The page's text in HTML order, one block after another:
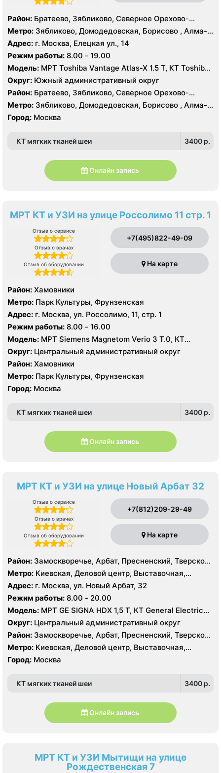
Район: Братеево, Зябликово, Северное Орехово-
Борисово, Южное Орехово-Борисово
Метро: Зябликово, Домодедовская, Борисово , Алма-
Атинская, Красногвардейская, Шипиловская
Адрес: г. Москва, Елецкая ул., 14
Режим работы: 8.00 - 19.00
Модель: МРТ Toshiba Vantage Atlas-X 1.5 Т, КТ Toshiba
AQUILION RXL 16 срезов, УЗИ
Округ: Южный административный округ
Район: Братеево, Зябликово, Северное Орехово-
Борисово, Южное Орехово-Борисово
Метро: Зябликово, Домодедовская, Борисово , Алма-
Атинская, Красногвардейская, Шипиловская
Город: Москва
КТ мягких тканей шеи 3400 p.
Онлайн запись
МРТ КТ и УЗИ на улице Россолимо 11 стр. 1
Отзыв о сервисе
Отзыв о врачах
Отзыв об оборудовании
+7(495)822-49-09
На карте
Район: Хамовники
Метро: Парк Культуры, Фрунзенская
Адрес: г. Москва, ул. Россолимо, 11, стр. 1
Режим работы: 8.00 - 16.00
Модель: МРТ Siemens Magnetom Verio 3 Т.0, КТ
Toshiba Aquilion 160 срезов, УЗИ
Округ: Центральный административный округ
Район: Хамовники
Метро: Парк Культуры, Фрунзенская
Город: Москва
КТ мягких тканей шеи 3400 p.
Онлайн запись
МРТ КТ и УЗИ на улице Новый Арбат 32
Отзыв о сервисе
Отзыв о врачах
Отзыв об оборудовании
+7(812)209-29-49
На карте
Район: Замоскворечье, Арбат, Пресненский, Тверской,
Хамовники
Метро: Киевская, Деловой центр, Выставочная,
Боровицкая, Библиотека им. Ленина, Баррикадная,
Арбатская, Краснопресненская, Кропоткинская, Парк
Культуры, Смоленская, Улица 1905 года,
Александровский сад
Адрес: г. Москва, ул. Новый Арбат, 32
Режим работы: 8.00 - 20.00
Модель: МРТ GE SIGNA HDX 1,5 T, КТ General Electric
VCT 64 среза, УЗИ GE Logiq E9, GE Vivid E9, GE Voluson
Округ: Центральный административный округ
Район: Замоскворечье, Арбат, Пресненский, Тверской,
Хамовники
Метро: Киевская, Деловой центр, Выставочная,
Боровицкая, Библиотека им. Ленина, Баррикадная,
Арбатская, Краснопресненская, Кропоткинская, Парк
Александровский сад
Город: Москва
КТ мягких тканей шеи 3400 p.
Онлайн запись
МРТ КТ и УЗИ Мытищи на улице
Рождественская 7